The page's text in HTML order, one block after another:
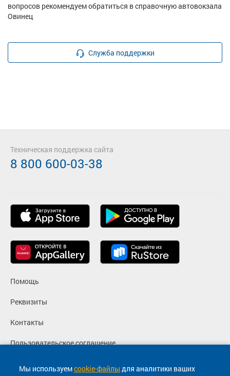
вопросов рекомендуем обратиться в справочную автовокзала
Овинец
Служба поддержки
Мы используемcookie-файлы для аналитики ваших
Помощь
Реквизиты
Контакты
Пользовательское соглашение
Политика конфиденциальности
Техническая поддержка сайта
8 800 600-03-38